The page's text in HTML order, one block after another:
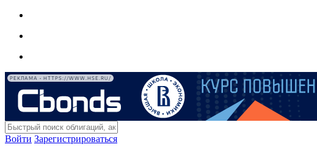
РЕКЛАМА • HTTPS://WWW.HSE.RU/
Войти Зарегистрироваться